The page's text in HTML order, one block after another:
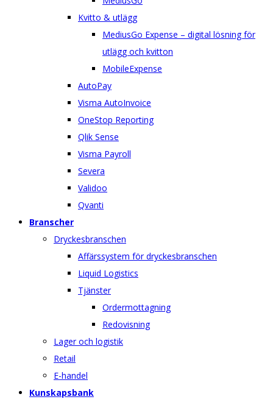
Kvitto & utlägg
MediusGo Expense – digital lösning för
utlägg och kvitton
MobileExpense
AutoPay
Visma AutoInvoice
OneStop Reporting
Qlik Sense
Visma Payroll
Severa
Validoo
Qvanti
Branscher
Dryckesbranschen
Affärssystem för dryckesbranschen
Liquid Logistics
Tjänster
Ordermottagning
Redovisning
Lager och logistik
Retail
E-handel
Kunskapsbank